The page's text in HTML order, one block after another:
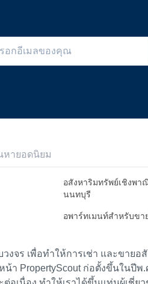
หายอดนิยม
อสังหาริมทรัพย์เชิงพ
นนทบุรี
อพาร์ทเมนท์สำหรับข
งจร เพื่อทำให้การเช่า และขายอ
า PropertyScout ก่อตั้งขึ้นในปีพ